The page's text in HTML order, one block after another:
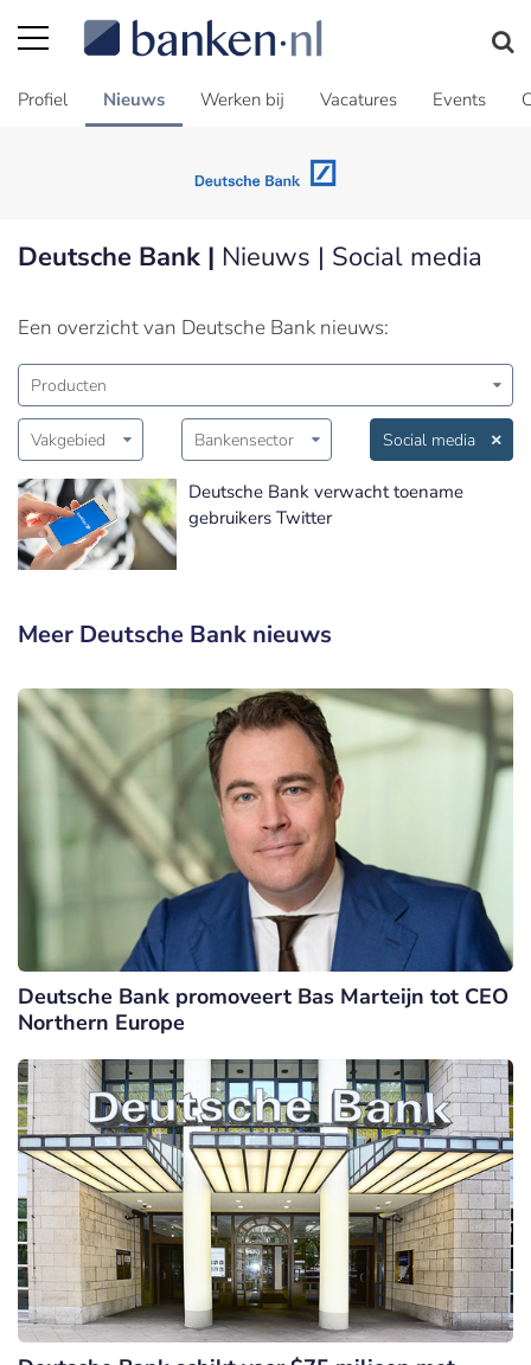
Profiel Nieuws Werken bij Vacatures Events
Deutsche Bank | Nieuws | Social media
Een overzicht van Deutsche Bank nieuws:
Producten
Vakgebied Bankensector Social media
Deutsche Bank verwacht toename
gebruikers Twitter
Meer Deutsche Bank nieuws
Deutsche Bank promoveert Bas Marteijn tot CEO
Northern Europe